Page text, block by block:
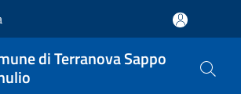
di Terranova Sappo